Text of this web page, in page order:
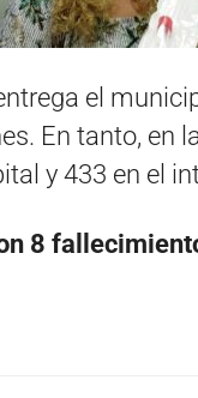
el
En tanto, en
y 433 en el
8